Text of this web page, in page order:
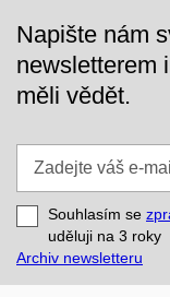
Napište nám
newsletterem
měli vědět.
e-
mail
Souhlasím se
uděluji na 3 roky
Archiv newsletteru